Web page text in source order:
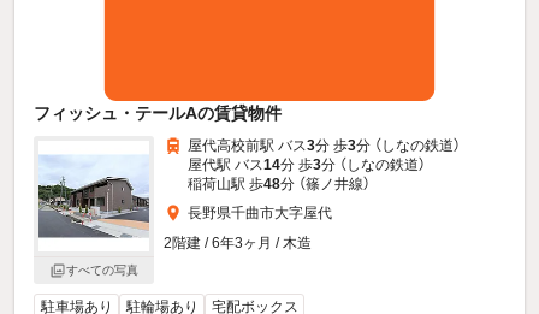
フィッシュ・テールAの賃貸物件
すべての写真
屋代高校前駅 バス3分 歩3分 （しなの鉄道）
屋代駅 バス14分 歩3分 （しなの鉄道）
稲荷山駅 歩48分 （篠ノ井線）
長野県千曲市大字屋代
2階建 / 6年3ヶ月 / 木造
駐車場あり 駐輪場あり 宅配ボックス